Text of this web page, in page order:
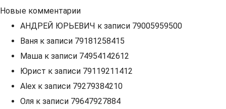
Новые комментарии
АНДРЕЙ ЮРЬЕВИЧ к записи 79005959500
Ваня к записи 79181258415
Маша к записи 74954142612
Юрист к записи 79119211412
Alex к записи 79279384210
Оля к записи 79647927884